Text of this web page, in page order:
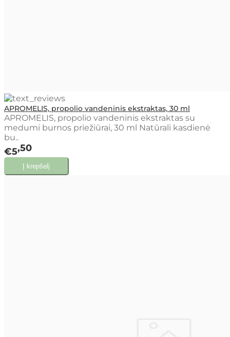
APROMELIS, propolio vandeninis ekstraktas, 30 ml
APROMELIS, propolio vandeninis ekstraktas su
medumi burnos priežiūrai, 30 ml Natūrali kasdienė
bu..
€5 50